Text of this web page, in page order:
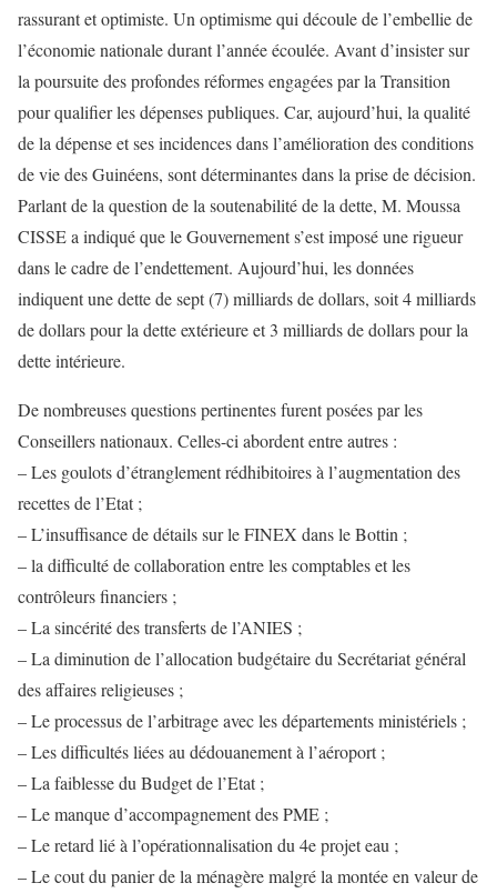
rassurant et optimiste. Un optimisme qui découle de l’embellie de
l’économie nationale durant l’année écoulée. Avant d’insister sur
la poursuite des profondes réformes engagées par la Transition
pour qualifier les dépenses publiques. Car, aujourd’hui, la qualité
de la dépense et ses incidences dans l’amélioration des conditions
de vie des Guinéens, sont déterminantes dans la prise de décision.
Parlant de la question de la soutenabilité de la dette, M. Moussa
CISSE a indiqué que le Gouvernement s’est imposé une rigueur
dans le cadre de l’endettement. Aujourd’hui, les données
indiquent une dette de sept (7) milliards de dollars, soit 4 milliards
de dollars pour la dette extérieure et 3 milliards de dollars pour la
dette intérieure.
De nombreuses questions pertinentes furent posées par les
Conseillers nationaux. Celles-ci abordent entre autres :
– Les goulots d’étranglement rédhibitoires à l’augmentation des
recettes de l’Etat ;
– L’insuffisance de détails sur le FINEX dans le Bottin ;
– la difficulté de collaboration entre les comptables et les
contrôleurs financiers ;
– La sincérité des transferts de l’ANIES ;
– La diminution de l’allocation budgétaire du Secrétariat général
des affaires religieuses ;
– Le processus de l’arbitrage avec les départements ministériels ;
– Les difficultés liées au dédouanement à l’aéroport ;
– La faiblesse du Budget de l’Etat ;
– Le manque d’accompagnement des PME ;
– Le retard lié à l’opérationnalisation du 4e projet eau ;
– Le cout du panier de la ménagère malgré la montée en valeur de